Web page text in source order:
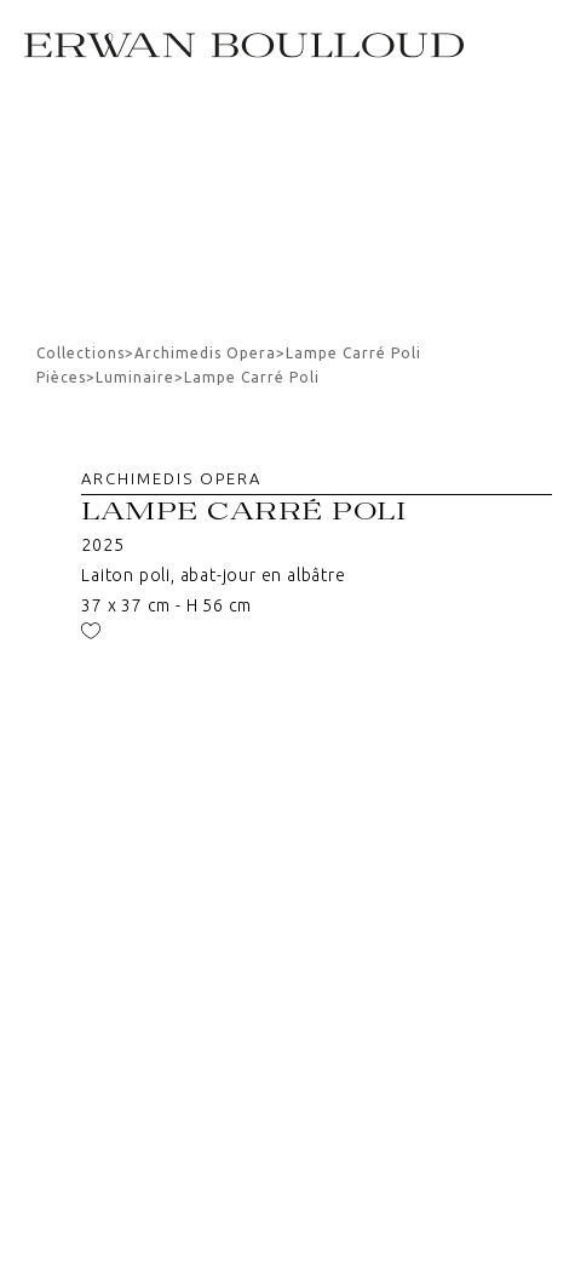
Collections>Archimedis Opera>
Lampe Carré Poli
Pièces> Luminaire> Lampe Carré Poli
ARCHIMEDIS OPERA
LAMPE CARRÉ POLI
2025
Laiton poli, abat-jour en albâtre
37 x 37 cm - H 56 cm